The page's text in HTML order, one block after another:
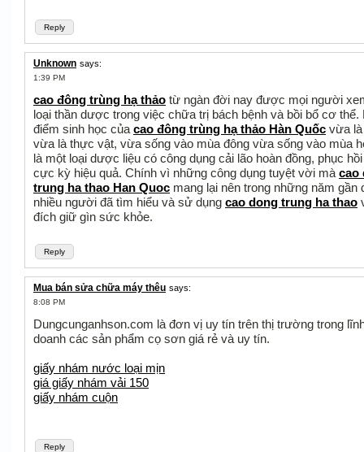
Reply
Unknown says:
1:39 PM
Reply
cao đông trùng hạ thảo từ ngàn đời nay được mọi người
loại thần dược trong việc chữa trị bách bệnh và bồi bổ cơ thể.
điểm sinh học của cao đông trùng hạ thảo Hàn Quốc vừa
vừa là thực vật, vừa sống vào mùa đông vừa sống vào mùa
là một loại dược liệu có công dụng cải lão hoàn đồng, phục
cực kỳ hiệu quả. Chính vì những công dụng tuyệt vời mà cao
trung ha thao Han Quoc mang lại nên trong những năm gần
nhiều người đã tìm hiểu và sử dụng cao dong trung ha thao
đích giữ gìn sức khỏe.
Mua bán sửa chữa máy thêu says:
8:08 PM
Reply
Dungcunganhson.com là đơn vị uy tín trên thị trường trong
doanh các sản phẩm cọ sơn giá rẻ và uy tín.
giấy nhám nước loại mịn
giá giấy nhám vải 150
giấy nhám cuộn